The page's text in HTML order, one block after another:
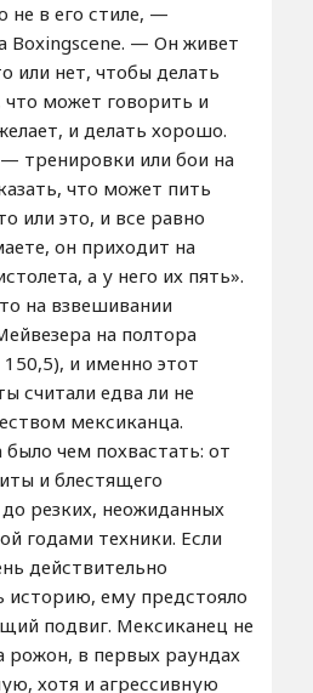
не в его стиле, —
Boxingscene. — Он живет
или нет, чтобы делать
может говорить и
и делать хорошо.
тренировки или бои на
что может пить
или это, и все равно
он приходит на
а у него их пять».
на взвешивании
на полтора
и именно этот
считали едва ли не
мексиканца.
чем похвастать: от
и блестящего
резких, неожиданных
годами техники. Если
действительно
историю, ему предстояло
подвиг. Мексиканец не
рожон, в первых раундах
хотя и агрессивную